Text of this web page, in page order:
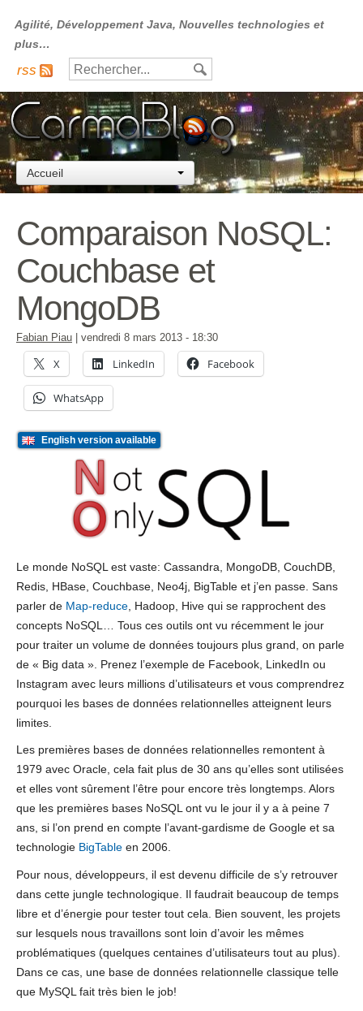
Agilité, Développement Java, Nouvelles technologies et
plus…
rss
Accueil
Comparaison NoSQL:
Couchbase et
MongoDB
Fabian Piau vendredi 8 mars 2013 - 18:30
X LinkedIn Facebook
WhatsApp
English version available
Le monde NoSQL est vaste: Cassandra, MongoDB, CouchDB,
Redis, HBase, Couchbase, Neo4j, BigTable et j’en passe. Sans
parler de Map-reduce , Hadoop, Hive qui se rapprochent des
concepts NoSQL… Tous ces outils ont vu récemment le jour
pour traiter un volume de données toujours plus grand, on parle
de « Big data ». Prenez l’exemple de Facebook, LinkedIn ou
Instagram avec leurs millions d’utilisateurs et vous comprendrez
pourquoi les bases de données relationnelles atteignent leurs
limites.
Les premières bases de données relationnelles remontent à
1979 avec Oracle, cela fait plus de 30 ans qu’elles sont utilisées
et elles vont sûrement l’être pour encore très longtemps. Alors
que les premières bases NoSQL ont vu le jour il y a à peine 7
ans, si l’on prend en compte l’avant-gardisme de Google et sa
technologie BigTable en 2006.
Pour nous, développeurs, il est devenu difficile de s’y retrouver
dans cette jungle technologique. Il faudrait beaucoup de temps
libre et d’énergie pour tester tout cela. Bien souvent, les projets
sur lesquels nous travaillons sont loin d’avoir les mêmes
problématiques (quelques centaines d’utilisateurs tout au plus).
Dans ce cas, une base de données relationnelle classique telle
que MySQL fait très bien le job!